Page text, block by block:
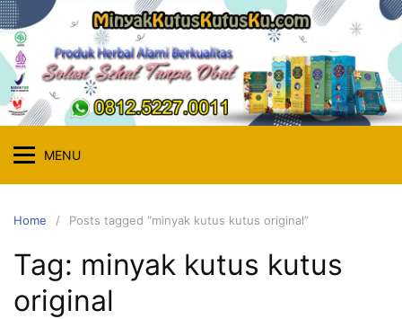
Skip
to
content
MENU
Home Posts tagged “minyak kutus kutus original”
Tag: minyak kutus kutus
original